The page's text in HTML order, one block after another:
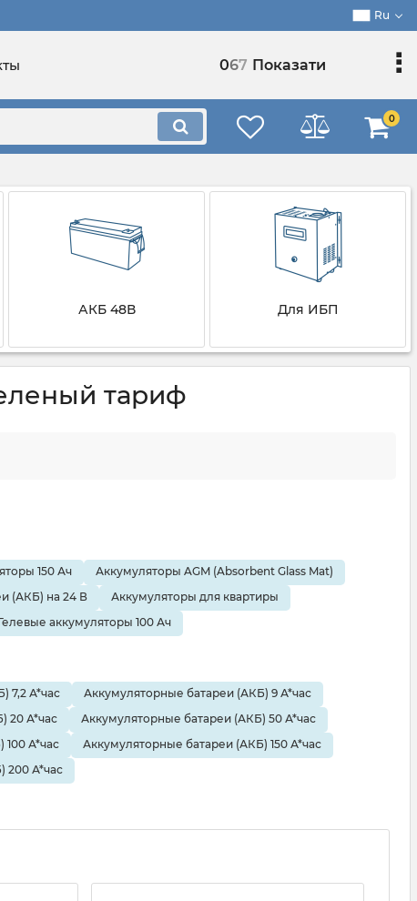
Ru
067 Показати
0
АКБ 48В Для ИБП
тариф
150 Ач
Аккумуляторы AGM (Absorbent Glass Mat)
(АКБ) на 24 В
Аккумуляторы для квартиры
аккумуляторы 100 Ач
7,2 А*час
Аккумуляторные батареи (АКБ) 9 А*час
20 А*час
Аккумуляторные батареи (АКБ) 50 А*час
А*час
Аккумуляторные батареи (АКБ) 150 А*час
200 А*час